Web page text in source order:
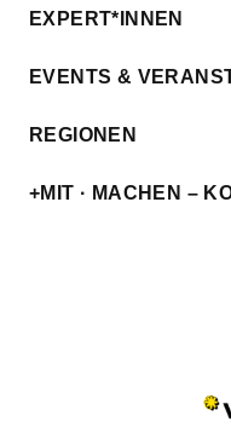
EXPERT*INNEN
EVENTS &
REGIONEN
+MIT ·